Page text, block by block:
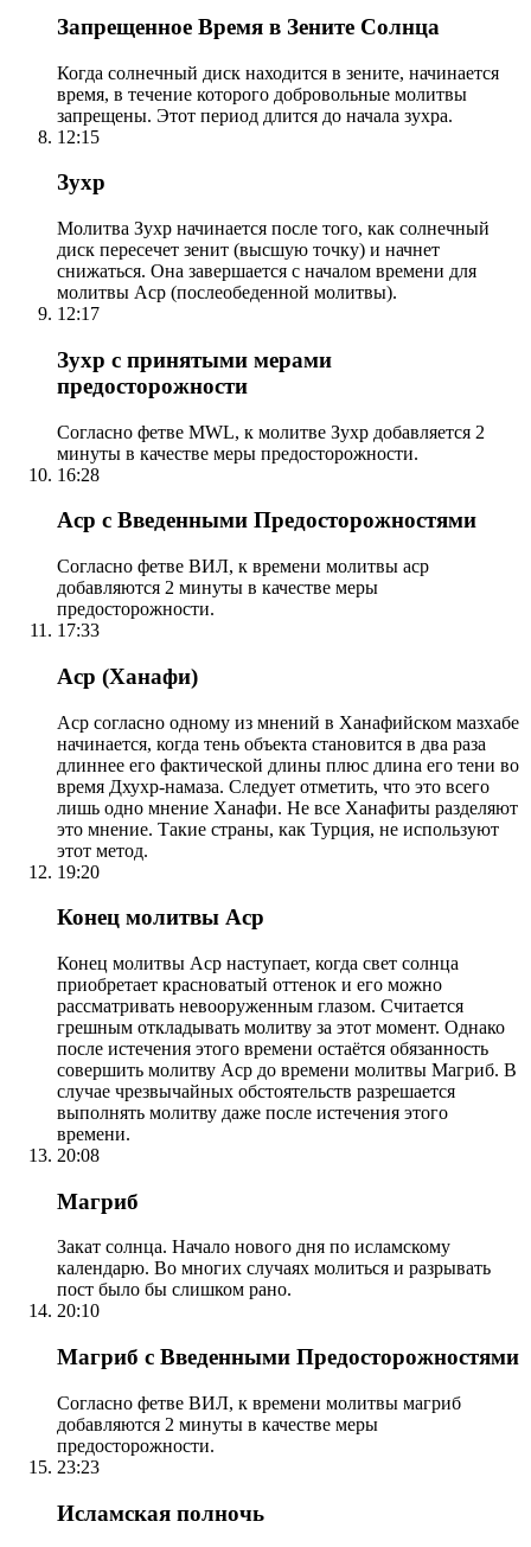
Запрещенное Время в Зените Солнца
Когда солнечный диск находится в зените, начинается
время, в течение которого добровольные молитвы
запрещены. Этот период длится до начала зухра.
12:15
Зухр
Молитва Зухр начинается после того, как солнечный
диск пересечет зенит (высшую точку) и начнет
снижаться. Она завершается с началом времени для
молитвы Аср (послеобеденной молитвы).
12:17
Зухр с принятыми мерами
предосторожности
Согласно фетве MWL, к молитве Зухр добавляется 2
минуты в качестве меры предосторожности.
16:28
Аср с Введенными Предосторожностями
Согласно фетве ВИЛ, к времени молитвы аср
добавляются 2 минуты в качестве меры
предосторожности.
17:33
Аср (Ханафи)
Аср согласно одному из мнений в Ханафийском мазхабе
начинается, когда тень объекта становится в два раза
длиннее его фактической длины плюс длина его тени во
время Дхухр-намаза. Следует отметить, что это всего
лишь одно мнение Ханафи. Не все Ханафиты разделяют
это мнение. Такие страны, как Турция, не используют
этот метод.
19:20
Конец молитвы Аср
Конец молитвы Аср наступает, когда свет солнца
приобретает красноватый оттенок и его можно
рассматривать невооруженным глазом. Считается
грешным откладывать молитву за этот момент. Однако
после истечения этого времени остаётся обязанность
совершить молитву Аср до времени молитвы Магриб. В
случае чрезвычайных обстоятельств разрешается
выполнять молитву даже после истечения этого
времени.
20:08
Магриб
Закат солнца. Начало нового дня по исламскому
календарю. Во многих случаях молиться и разрывать
пост было бы слишком рано.
20:10
Магриб с Введенными Предосторожностями
Согласно фетве ВИЛ, к времени молитвы магриб
добавляются 2 минуты в качестве меры
предосторожности.
23:23
Исламская полночь